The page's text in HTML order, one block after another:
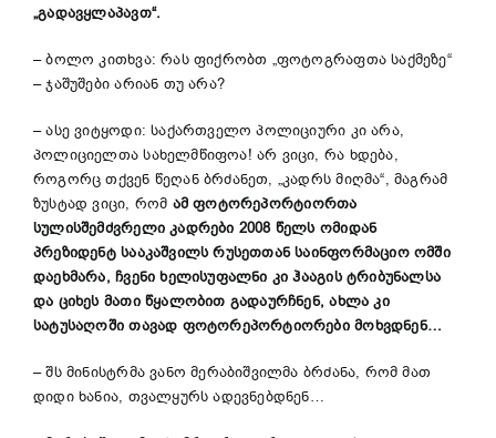
„გადავყლაპავთ“.
– ბოლო კითხვა: რას ფიქრობთ „ფოტოგრაფთა საქმეზე“
– ჯაშუშები არიან თუ არა?
– ასე ვიტყოდი: საქართველო პოლიციური კი არა,
პოლიციელთა სახელმწიფოა! არ ვიცი, რა ხდება,
როგორც თქვენ წეღან ბრძანეთ, „კადრს მიღმა“, მაგრამ
ზუსტად ვიცი, რომ ამ ფოტორეპორტიორთა
სულისშემძვრელი კადრები 2008 წელს ომიდან
პრეზიდენტ სააკაშვილს რუსეთთან საინფორმაციო ომში
დაეხმარა, ჩვენი ხელისუფალნი კი ჰააგის ტრიბუნალსა
და ციხეს მათი წყალობით გადაურჩნენ, ახლა კი
სატუსაღოში თავად ფოტორეპორტიორები მოხვდნენ…
– შს მინისტრმა ვანო მერაბიშვილმა ბრძანა, რომ მათ
დიდი ხანია, თვალყურს ადევნებდნენ…